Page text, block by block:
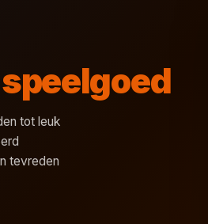
tot leuk
tevreden